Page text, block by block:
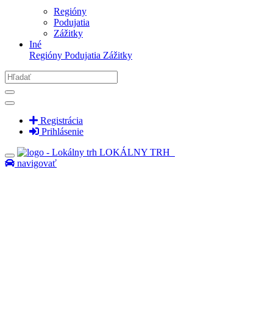
Regióny
Podujatia
Zážitky
Iné
Regióny Podujatia Zážitky
Registrácia
Prihlásenie
LOKÁLNY TRH
navigovať